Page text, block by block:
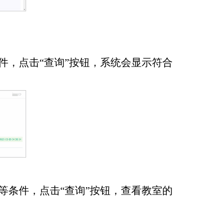
，点击“查询”按钮，系统会显示符合
条件，点击“查询”按钮，查看教室的